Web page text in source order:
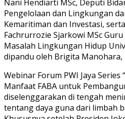
Nani Hendiarti MSc, Deputi
Pengelolaan dan Lingkungan
Kemaritiman dan Investasi,
Fachrurrozie Sjarkowi MSc
Masalah Lingkungan Hidup
dipandu oleh Brigita Manohara,
Webinar Forum PWI Jaya
Manfaat FABA untuk
diselenggarakan di tengah
tentang daya guna dari limbah